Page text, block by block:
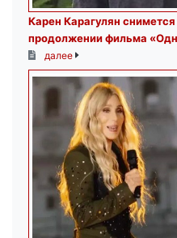
Карен Карагулян
продолжении фильма
далее